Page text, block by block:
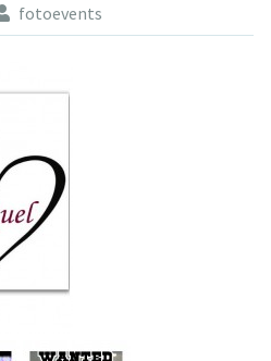
fotoevents